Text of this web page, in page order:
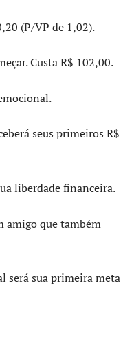
(P/VP de 1,02).
Custa R$ 102,00.
seus primeiros R$
liberdade financeira.
amigo que também
será sua primeira meta